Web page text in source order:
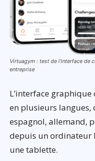
Virtuagym : test de l’interface de
entreprise
L’interface
en plusieurs langues,
espagnol, allemand,
depuis un ordinateur
une tablette.